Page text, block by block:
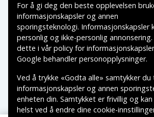
Betalingsalternativer
Leveringsalternativer
For å gi deg den beste opplevelsen
informasjonskapsler og annen
sporingsteknologi. Informasjonskapsler
personlig og ikke-personlig
dette i vårpolicy for informasjonskapsler
Google behandler personopplysninger.
Ved å trykke «Godta alle» samtykker
informasjonskapsler og annen
enheten din. Samtykket er frivillig og
helst ved å endre dine cookie-